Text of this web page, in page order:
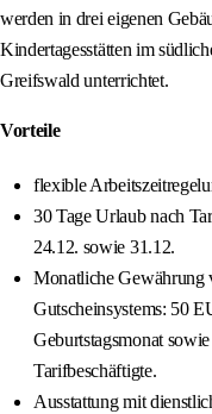
werden in drei eigenen
Kindertagesstätten im
Greifswald unterrichtet.
Vorteile
flexible
30 Tage Urlaub nach
24.12. sowie 31.12.
Monatliche Gewährung
Gutscheinsystems: 50
Geburtstagsmonat
Tarifbeschäftigte.
Ausstattung mit